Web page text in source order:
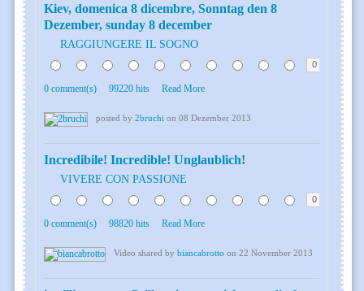
Kiev, domenica 8 dicembre, Sonntag den 8
Dezember, sunday 8 december
RAGGIUNGERE IL SOGNO
0
0 comment(s) 99220 hits Read More
posted by 2bruchi on 08 Dezember 2013
Incredibile! Incredible! Unglaublich!
VIVERE CON PASSIONE
0
0 comment(s) 98820 hits Read More
Video shared by biancabrotto on 22 November 2013